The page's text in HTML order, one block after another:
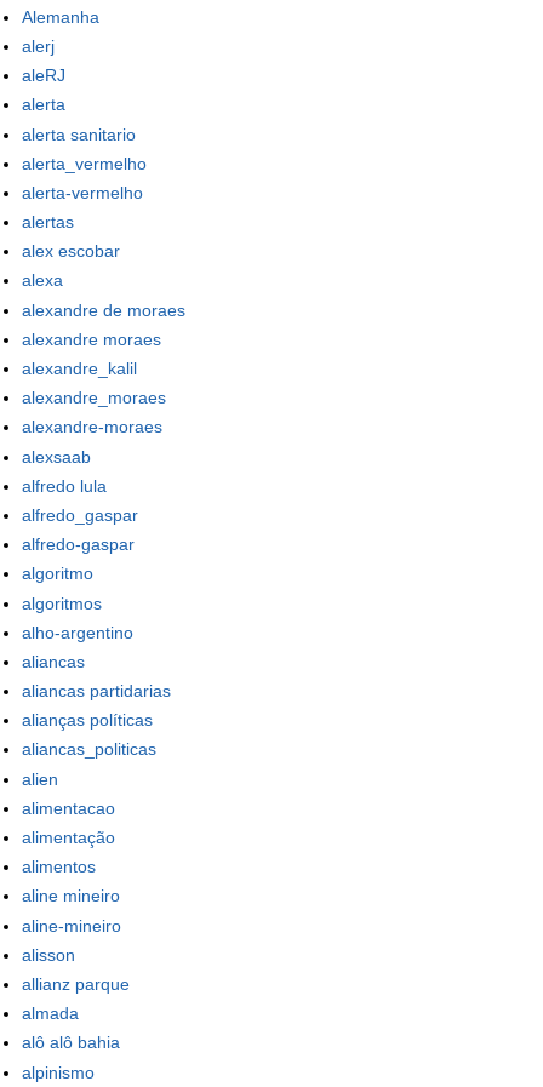
Alemanha
alerj
aleRJ
alerta
alerta sanitario
alerta_vermelho
alerta-vermelho
alertas
alex escobar
alexa
alexandre de moraes
alexandre moraes
alexandre_kalil
alexandre_moraes
alexandre-moraes
alexsaab
alfredo lula
alfredo_gaspar
alfredo-gaspar
algoritmo
algoritmos
alho-argentino
aliancas
aliancas partidarias
alianças políticas
aliancas_politicas
alien
alimentacao
alimentação
alimentos
aline mineiro
aline-mineiro
alisson
allianz parque
almada
alô alô bahia
alpinismo